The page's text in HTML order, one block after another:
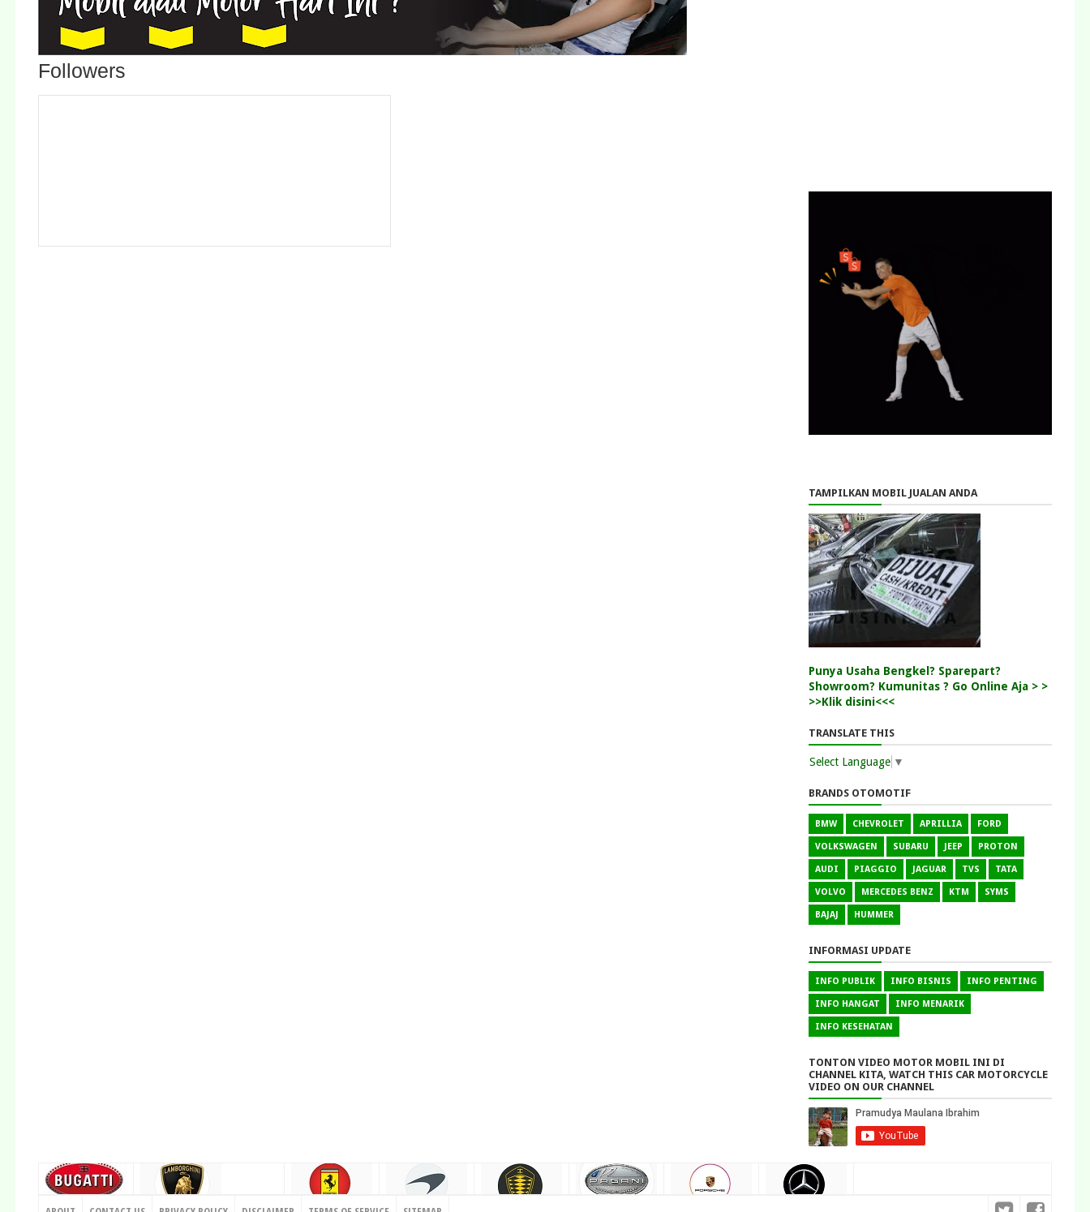
Followers
TAMPILKAN MOBIL JUALAN ANDA
Punya Usaha Bengkel? Sparepart?
Showroom? Kumunitas ? Go Online Aja > >
>>Klik disini<<<
TRANSLATE THIS
Select Language ▼
BRANDS OTOMOTIF
BMW CHEVROLET APRILLIA FORD
VOLKSWAGEN SUBARU JEEP PROTON
AUDI PIAGGIO JAGUAR TVS TATA
VOLVO MERCEDES BENZ KTM SYMS
BAJAJ HUMMER
INFORMASI UPDATE
INFO PUBLIK INFO BISNIS INFO PENTING
INFO HANGAT INFO MENARIK
INFO KESEHATAN
TONTON VIDEO MOTOR MOBIL INI DI
CHANNEL KITA, WATCH THIS CAR MOTORCYCLE
VIDEO ON OUR CHANNEL
CONTACT US